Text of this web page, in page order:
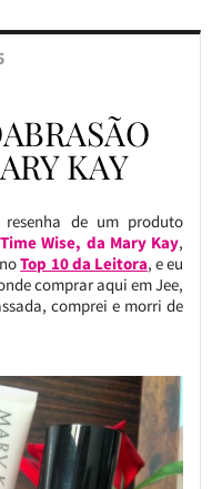
KAY
de um produto
Wise, da Mary Kay,
Top 10 da Leitora, e eu
comprar aqui em Jee,
comprei e morri de